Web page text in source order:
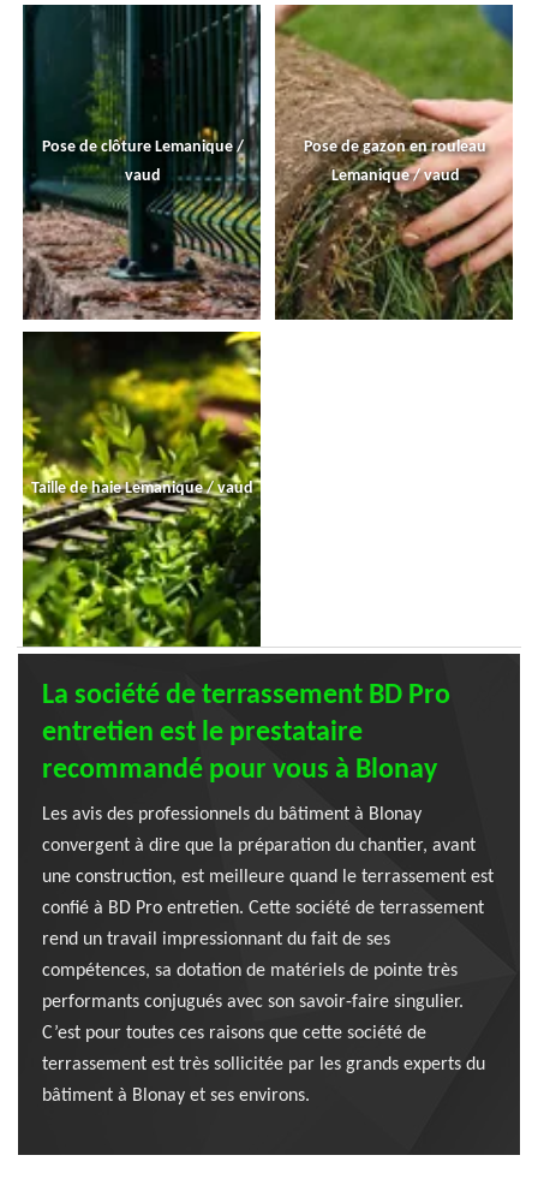
Pose de clôture Lemanique /
vaud
Pose de gazon en rouleau
Lemanique / vaud
Taille de haie Lemanique / vaud
La société de terrassement BD Pro
entretien est le prestataire
recommandé pour vous à Blonay
Les avis des professionnels du bâtiment à Blonay
convergent à dire que la préparation du chantier, avant
une construction, est meilleure quand le terrassement est
confié à BD Pro entretien. Cette société de terrassement
rend un travail impressionnant du fait de ses
compétences, sa dotation de matériels de pointe très
performants conjugués avec son savoir-faire singulier.
C’est pour toutes ces raisons que cette société de
terrassement est très sollicitée par les grands experts du
bâtiment à Blonay et ses environs.